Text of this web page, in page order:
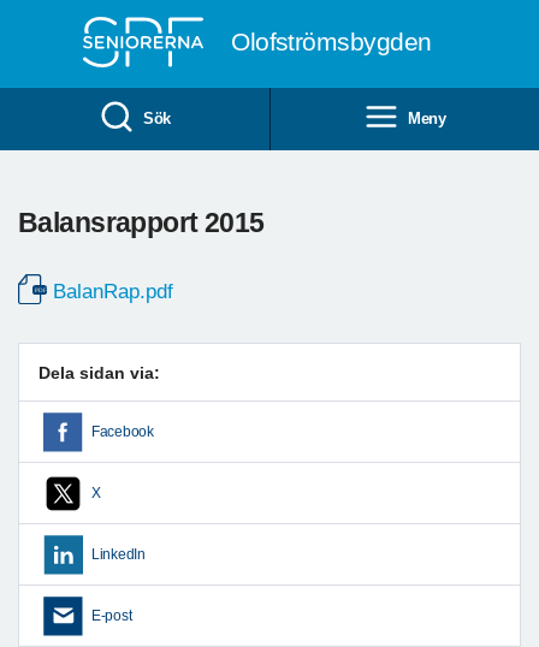
Olofströmsbygden
Sök Meny
Balansrapport 2015
BalanRap.pdf
Dela sidan via:
Facebook
X
LinkedIn
E-post